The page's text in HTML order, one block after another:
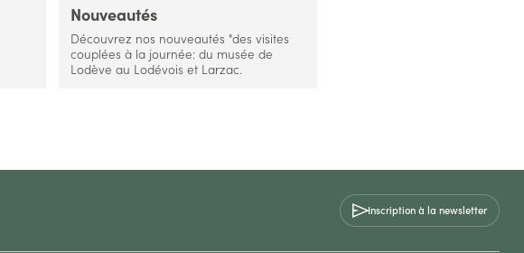
Nouveautés
Découvrez nos nouveautés "des visites
couplées à la journée: du musée de
Lodève au Lodévois et Larzac.
Inscription à la newsletter